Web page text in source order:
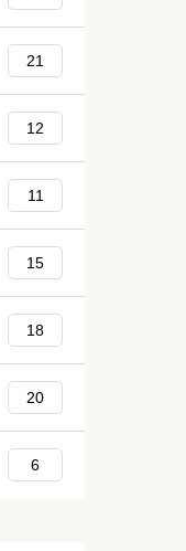
21
12
11
15
18
20
6